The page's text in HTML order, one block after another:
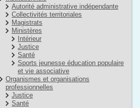
Autorité administrative indépendante
Collectivités territoriales
Magistrats
Ministères
Intérieur
Justice
Santé
Sports jeunesse éducation populaire
et vie associative
Organismes et organisations
professionnelles
Justice
Santé